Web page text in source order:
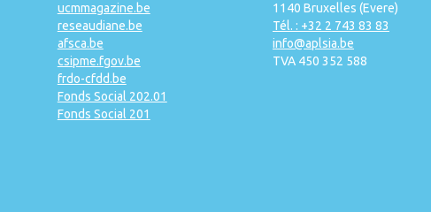
ucmmagazine.be
reseaudiane.be
afsca.be
csipme.fgov.be
frdo-cfdd.be
Fonds Social 202.01
Fonds Social 201
1140 Bruxelles (Evere)
Tél. : +32 2 743 83 83
info@aplsia.be
TVA 450 352 588